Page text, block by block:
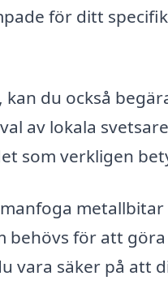
för ditt
du också
av lokala
som verkligen
behövs för att
vara säker på att